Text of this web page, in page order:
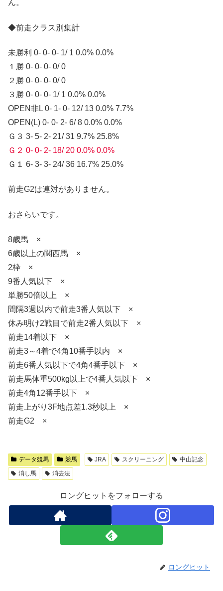
ん。
◆前走クラス別集計
未勝利 0- 0- 0- 1/ 1 0.0% 0.0%
１勝 0- 0- 0- 0/ 0
２勝 0- 0- 0- 0/ 0
３勝 0- 0- 0- 1/ 1 0.0% 0.0%
OPEN非L 0- 1- 0- 12/ 13 0.0% 7.7%
OPEN(L) 0- 0- 2- 6/ 8 0.0% 0.0%
Ｇ３ 3- 5- 2- 21/ 31 9.7% 25.8%
Ｇ２ 0- 0- 2- 18/ 20 0.0% 0.0%
Ｇ１ 6- 3- 3- 24/ 36 16.7% 25.0%
前走G2は連対がありません。
おさらいです。
8歳馬 ×
6歳以上の関西馬 ×
2枠 ×
9番人気以下 ×
単勝50倍以上 ×
間隔3週以内で前走3番人気以下 ×
休み明け2戦目で前走2番人気以下 ×
前走14着以下 ×
前走3～4着で4角10番手以内 ×
前走6番人気以下で4角4番手以下 ×
前走馬体重500kg以上で4番人気以下 ×
前走4角12番手以下 ×
前走上がり3F地点差1.3秒以上 ×
前走G2 ×
データ競馬 競馬 JRA スクリーニング
中山記念
消し馬
消去法
ロングヒットをフォローする
ロングヒット